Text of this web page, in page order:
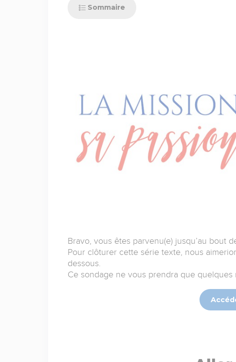
Sommaire
Bravo, vous êtes parvenu(e) jusqu’au bout
Pour clôturer cette série texte, nous
dessous.
Ce sondage ne vous prendra que quelques